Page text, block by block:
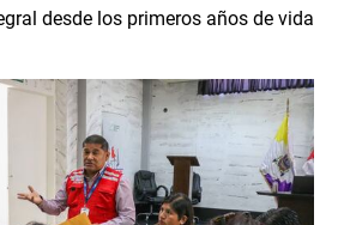
desde los primeros años de vida